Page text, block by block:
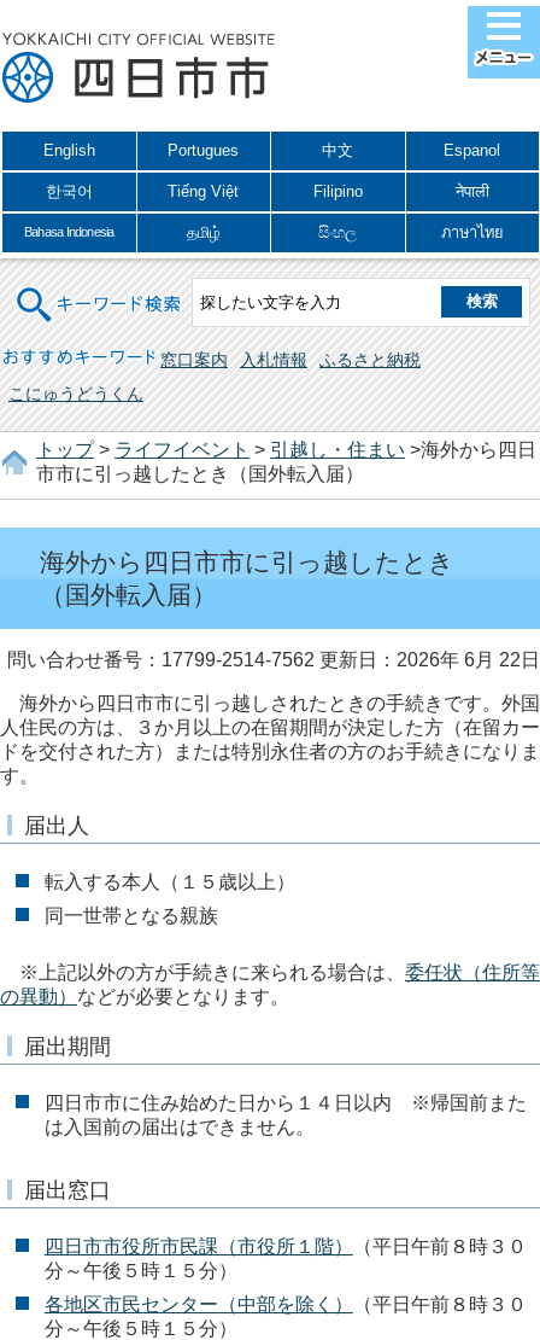
English Portugues 中文 Espanol
한국어 Tiếng Việt Filipino नेपाली
Bahasa Indonesia தமிழ் සිංහල ภาษาไทย
キーワード検索
おすすめキーワード 窓口案内 入札情報
ふるさと納税
こにゅうどうくん
トップ> ライフイベント > 引越し・住まい >海外から四日
市市に引っ越したとき（国外転入届）
海外から四日市市に引っ越したとき
（国外転入届）
問い合わせ番号：17799-2514-7562 更新日：2026年 6月 22日
海外から四日市市に引っ越しされたときの手続きです。外国
人住民の方は、３か月以上の在留期間が決定した方（在留カー
ドを交付された方）または特別永住者の方のお手続きになりま
す。
届出人
転入する本人（１５歳以上）
同一世帯となる親族
※上記以外の方が手続きに来られる場合は、 委任状（住所等
の異動） などが必要となります。
届出期間
四日市市に住み始めた日から１４日以内 ※帰国前また
は入国前の届出はできません。
届出窓口
四日市市役所市民課（市役所１階）
（平日午前８時３０
分～午後５時１５分）
各地区市民センター（中部を除く）
（平日午前８時３０
分～午後５時１５分）